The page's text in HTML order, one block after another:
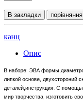
В закладки порівняння
канц
Опис
В наборе: ЭВА формы
липкой основе, двухстороний
деталей,инструкция. С
мир творчества, изготовить